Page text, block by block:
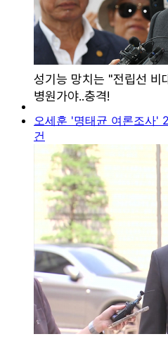
오세훈 '명태균 여론조사'
건